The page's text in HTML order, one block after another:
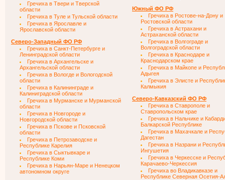
Гречиха в Твери и Тверской
области
Гречиха в Туле и Тульской области
Гречиха в Ярославле и
Ярославской области
Северо-Западный ФО РФ
Гречиха в Санкт-Петербурге и
Ленинградской области
Гречиха в Архангельске и
Архангельской области
Гречиха в Вологде и Вологодской
области
Гречиха в Калининграде и
Калиниградской области
Гречиха в Мурманске и Мурманской
области
Гречиха в Новгороде и
Новгородской области
Гречиха в Пскове и Псковской
области
Гречиха в Петрозаводске и
Республике Карелия
Гречиха в Сыктывкаре и
Республике Коми
Гречиха в Нарьян-Маре и Ненецком
автономном округе
Южный ФО РФ
Гречиха в Ростове-на-Дону и
Ростовской области
Гречиха в Астрахани и
Астраханской области
Гречиха в Волгограде и
Волгоградской области
Гречиха в Краснодаре и
Краснодарском крае
Гречиха в Майкопе и
Адыгея
Гречиха в Элисте и
Калмыкия
Северо-Кавказский ФО РФ
Гречиха в Ставрополе и
Ставропольском крае
Гречиха в Нальчике и
Балкарской Республике
Гречиха в Махачкале и
Дагестан
Гречиха в Назрани и
Ингушетия
Гречиха в Черкесске и
Карачаево-Черкессия
Гречиха во Владикавказе и
Республике Северная Осетия-